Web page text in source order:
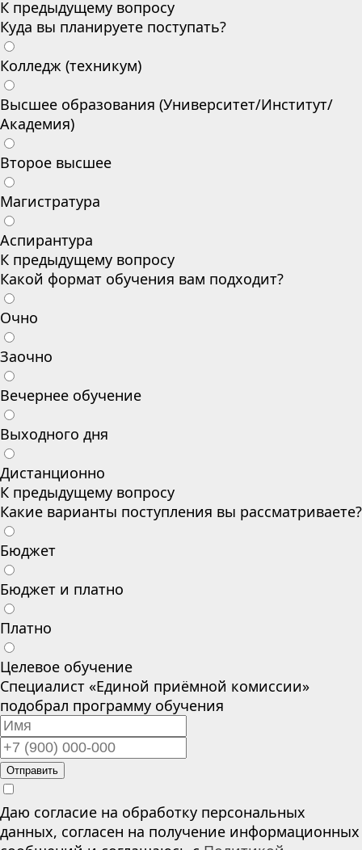
К предыдущему вопросу
Куда вы планируете поступать?
Колледж (техникум)
Высшее образования (Университет/Институт/
Академия)
Второе высшее
Магистратура
Аспирантура
К предыдущему вопросу
Какой формат обучения вам подходит?
Очно
Заочно
Вечернее обучение
Выходного дня
Дистанционно
К предыдущему вопросу
Какие варианты поступления вы рассматриваете?
Бюджет
Бюджет и платно
Платно
Целевое обучение
Специалист «Единой приёмной комиссии»
подобрал программу обучения
Отправить
Даю согласие на обработку персональных
данных, согласен на получение информационных